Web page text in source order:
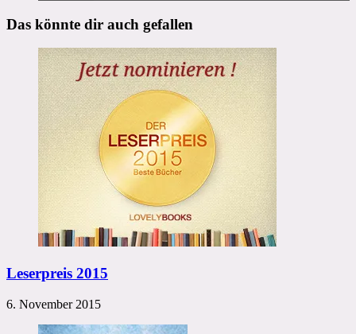
Das könnte dir auch gefallen
Leserpreis 2015
6. November 2015